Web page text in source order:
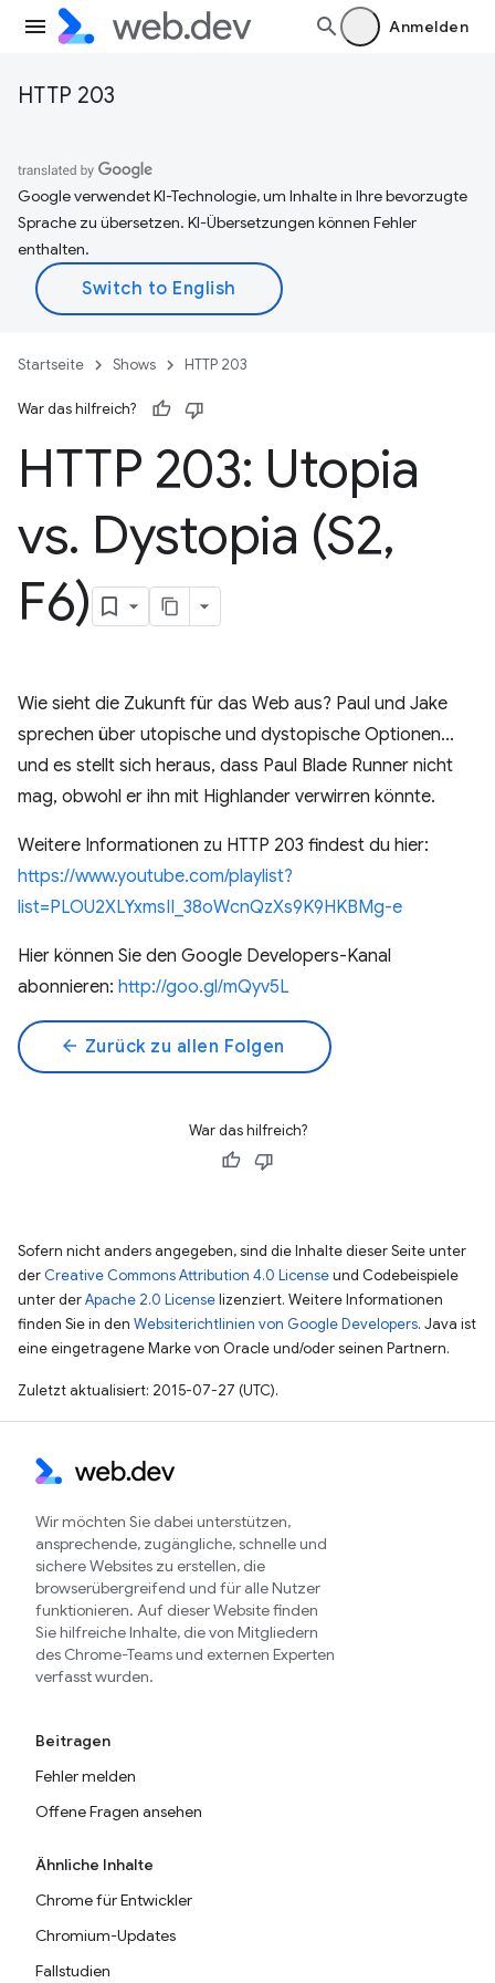
Anmelden
HTTP 203
Google verwendet KI-Technologie, um Inhalte in Ihre bevorzugte
Sprache zu übersetzen. KI-Übersetzungen können Fehler
enthalten.
Startseite Shows HTTP 203
War das hilfreich?
HTTP 203: Utopia
vs. Dystopia (S2,
F6)
Wie sieht die Zukunft für das Web aus? Paul und Jake
sprechen über utopische und dystopische Optionen...
und es stellt sich heraus, dass Paul Blade Runner nicht
mag, obwohl er ihn mit Highlander verwirren könnte.
Weitere Informationen zu HTTP 203 findest du hier:
https://www.youtube.com/playlist?
list=PLOU2XLYxmsII_38oWcnQzXs9K9HKBMg-e
Hier können Sie den Google Developers-Kanal
abonnieren: http://goo.gl/mQyv5L
arrow_back Zurück zu allen Folgen
War das hilfreich?
Sofern nicht anders angegeben, sind die Inhalte dieser Seite unter
der Creative Commons Attribution 4.0 Licenseund Codebeispiele
unter derApache 2.0 Licenselizenziert. Weitere Informationen
finden Sie in den Websiterichtlinien von Google Developers. Java ist
eine eingetragene Marke von Oracle und/oder seinen Partnern.
Zuletzt aktualisiert: 2015-07-27 (UTC).
Wir möchten Sie dabei unterstützen,
ansprechende, zugängliche, schnelle und
sichere Websites zu erstellen, die
browserübergreifend und für alle Nutzer
funktionieren. Auf dieser Website finden
Sie hilfreiche Inhalte, die von Mitgliedern
des Chrome-Teams und externen Experten
verfasst wurden.
Beitragen
Fehler melden
Offene Fragen ansehen
Ähnliche Inhalte
Chrome für Entwickler
Chromium-Updates
Fallstudien